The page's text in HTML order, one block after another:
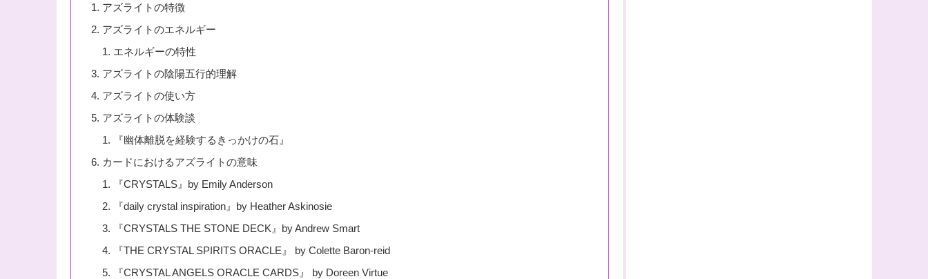
アズライトの特徴
アズライトのエネルギー
エネルギーの特性
アズライトの陰陽五行的理解
アズライトの使い方
アズライトの体験談
『幽体離脱を経験するきっかけの石』
カードにおけるアズライトの意味
『CRYSTALS』by Emily Anderson
『daily crystal inspiration』by Heather Askinosie
『CRYSTALS THE STONE DECK』by Andrew Smart
『THE CRYSTAL SPIRITS ORACLE』 by Colette Baron-reid
『CRYSTAL ANGELS ORACLE CARDS』 by Doreen Virtue